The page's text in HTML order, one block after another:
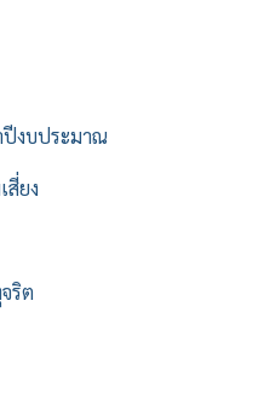
ปีงบประมาณ
สี่ยง
ริต